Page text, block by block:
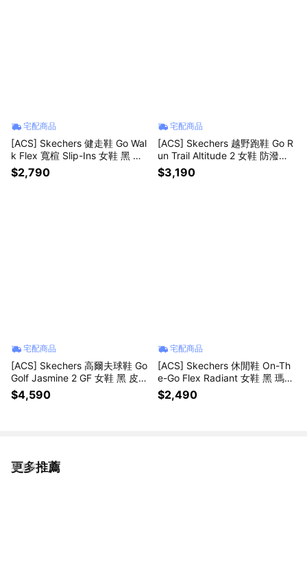
宅配商品
[ACS] Skechers 健走鞋 Go Wal
k Flex 寬楦 Slip-Ins 女鞋 黑 輕
量 124848WBKMT
$2,790
宅配商品
[ACS] Skechers 越野跑鞋 Go R
un Trail Altitude 2 女鞋 防潑水
棕 180450TPBL
$3,190
宅配商品
[ACS] Skechers 高爾夫球鞋 Go
Golf Jasmine 2 GF 女鞋 黑 皮革
防水鞋面 123099BKPK
$4,590
宅配商品
[ACS] Skechers 休閒鞋 On-Th
e-Go Flex Radiant 女鞋 黑 瑪莉
珍鞋 黏扣帶 138530BBK
$2,490
更多推薦
看更多